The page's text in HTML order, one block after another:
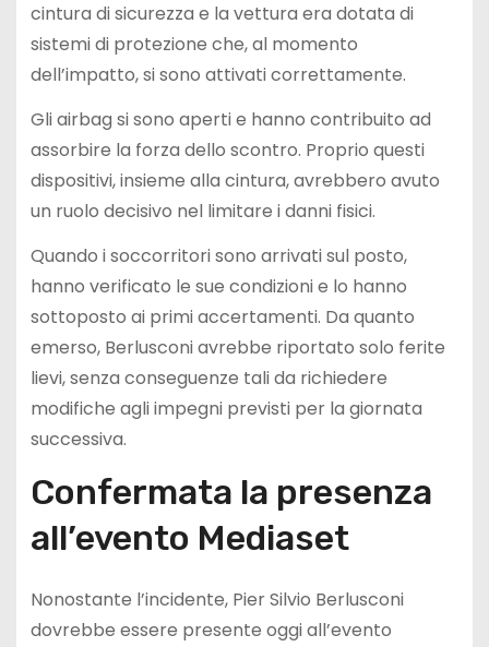
cintura di sicurezza e la vettura era dotata di
sistemi di protezione che, al momento
dell’impatto, si sono attivati correttamente.
Gli airbag si sono aperti e hanno contribuito ad
assorbire la forza dello scontro. Proprio questi
dispositivi, insieme alla cintura, avrebbero avuto
un ruolo decisivo nel limitare i danni fisici.
Quando i soccorritori sono arrivati sul posto,
hanno verificato le sue condizioni e lo hanno
sottoposto ai primi accertamenti. Da quanto
emerso, Berlusconi avrebbe riportato solo ferite
lievi, senza conseguenze tali da richiedere
modifiche agli impegni previsti per la giornata
successiva.
Confermata la presenza
all’evento Mediaset
Nonostante l’incidente, Pier Silvio Berlusconi
dovrebbe essere presente oggi all’evento